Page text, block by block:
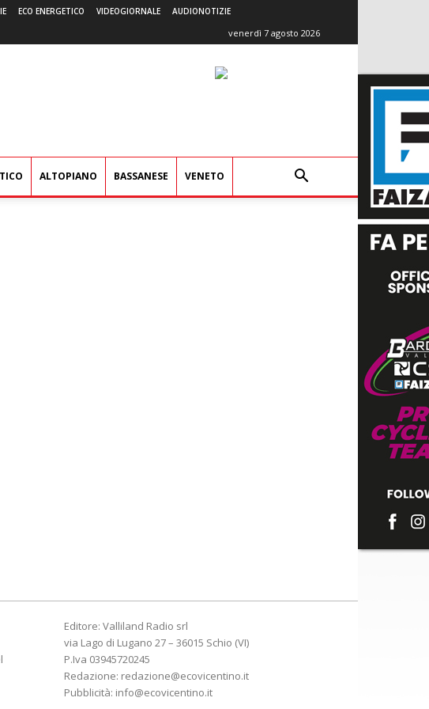
ECO ENERGETICO VIDEOGIORNALE AUDIONOTIZIE
venerdì 7 agosto 2026
ALTOPIANO BASSANESE VENETO
Editore: Valliland Radio srl
via Lago di Lugano 27 – 36015 Schio (VI)
P.Iva 03945720245
Redazione: redazione@ecovicentino.it
Pubblicità: info@ecovicentino.it